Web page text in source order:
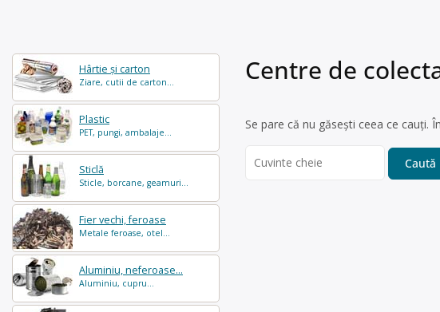
Hârtie și carton
Ziare, cutii de carton...
Plastic
PET, pungi, ambalaje...
Sticlă
Sticle, borcane, geamuri...
Fier vechi, feroase
Metale feroase, otel...
Aluminiu, neferoase...
Aluminiu, cupru...
Centre de
Se pare că nu găsești ceea ce cauți.
for: